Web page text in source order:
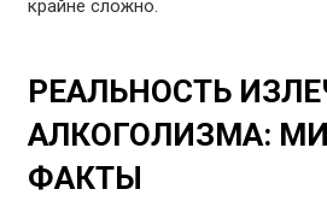
крайне сложно.
РЕАЛЬНОСТЬ
АЛКОГОЛИЗМА:
ФАКТЫ